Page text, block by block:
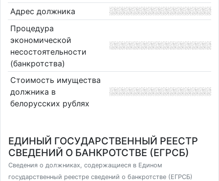
Адрес должника
Процедура
экономической
несостоятельности
(банкротства)
Стоимость имущества
должника в
белорусских рублях
ЕДИНЫЙ ГОСУДАРСТВЕННЫЙ РЕЕСТР
СВЕДЕНИЙ О БАНКРОТСТВЕ (ЕГРСБ)
Сведения о должниках, содержащиеся в Едином
государственный реестре сведений о банкротстве (ЕГРСБ)